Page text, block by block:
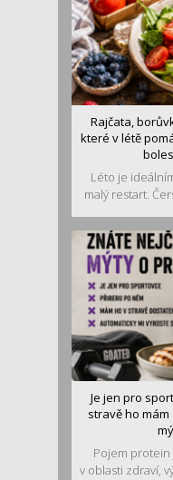
Rajčata,
které v létě
Léto je
malý restart.
Je jen pro
stravě ho
Pojem
v oblasti zdraví,